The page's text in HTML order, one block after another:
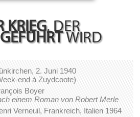
, DER
GEFÜHRTWIRD
2. Juni 1940
end à Zuydcoote)
Boyer
einem Roman von Robert Merle
Verneuil, Frankreich, Italien 1964